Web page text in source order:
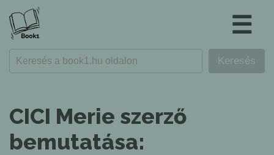
☰
CICI Merie szerző
bemutatása: